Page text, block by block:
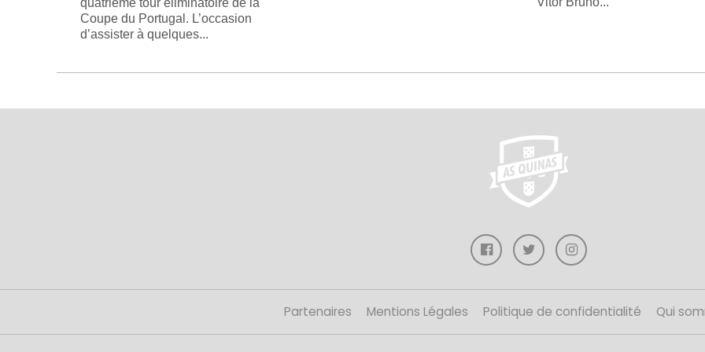
Coupe du Portugal. L’occasion
d’assister à quelques...
Partenaires Mentions Légales Politique de confidentialité Qui